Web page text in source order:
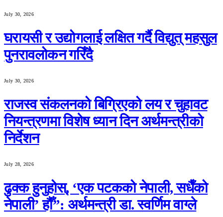
July 30, 2026
घरायसी र उद्योगलाई लक्षित गर्दै विद्युत् महसुल
पुनरावलोकन गरिँदै
July 30, 2026
राजस्व संकलनको बिग्रिएको लय र चुहावट
नियन्त्रणमा विशेष ध्यान दिन अर्थमन्त्रीको
निर्देशन
July 28, 2026
ढुक्क हुनुहोस्, ‘एक पटकको नेपाली, सधैँको
नेपाली’ हौँ”: अर्थमन्त्री डा. स्वर्णिम वाग्ले